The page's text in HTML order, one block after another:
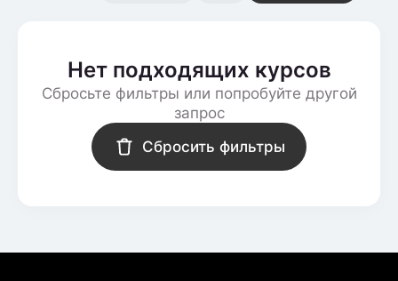
Нет подходящих курсов
Сбросьте фильтры или попробуйте другой
запрос
Сбросить фильтры